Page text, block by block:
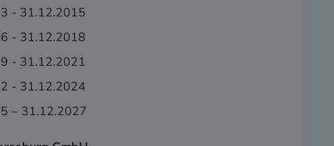
- 31.12.2015
- 31.12.2018
- 31.12.2021
- 31.12.2024
– 31.12.2027